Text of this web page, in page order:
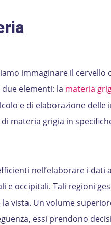
immaginare il cervello
elementi: la materia
e di elaborazione delle
materia grigia in
nell’elaborare i dati
e occipitali. Tali regioni
vista. Un volume
essi prendono